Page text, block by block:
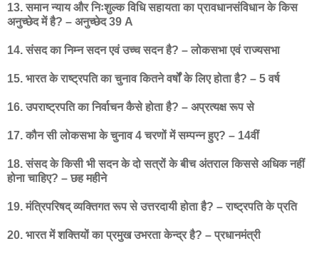
13. समान न्याय और निःशुल्क विधि सहायता का प्रावधानसंविधान के किस
अनुच्छेद में है? – अनुच्छेद 39 A
14. संसद का निम्न सदन एवं उच्च सदन है? – लोकसभा एवं राज्यसभा
15. भारत के राष्ट्रपति का चुनाव कितने वर्षों के लिए होता है? – 5 वर्ष
16. उपराष्ट्रपति का निर्वाचन कैसे होता है? – अप्रत्यक्ष रूप से
17. कौन सी लोकसभा के चुनाव 4 चरणों में सम्पन्न हुए? – 14वीं
18. संसद के किसी भी सदन के दो सत्रों के बीच अंतराल किससे अधिक नहीं
होना चाहिए? – छह महीने
19. मंत्रिपरिषद् व्यक्तिगत रूप से उत्तरदायी होता है? – राष्ट्रपति के प्रति
20. भारत में शक्तियों का प्रमुख उभरता केन्द्र है? – प्रधानमंत्री